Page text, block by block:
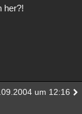
her?!
um 12:16